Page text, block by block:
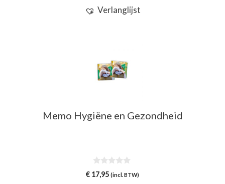
Verlanglijst
Memo Hygiëne en Gezondheid
0
v
€ 17,95 (incl. BTW)